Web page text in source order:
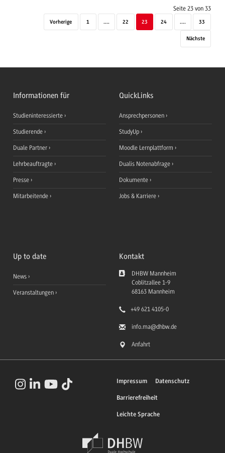
Seite 23 von 33
Vorherige 1 .... 22 23 24 .... 33
Nächste
Informationen für
Studieninteressierte
Studierende
Duale Partner
Lehrbeauftragte
Presse
Mitarbeitende
QuickLinks
Ansprechpersonen
StudyUp
Moodle Lernplattform
Dualis Notenabfrage
Dokumente
Jobs & Karriere
Up to date
News
Veranstaltungen
Kontakt
DHBW Mannheim
Coblitzallee 1-9
68163 Mannheim
+49 621 4105-0
info.ma@dhbw.de
Anfahrt
Impressum Datenschutz
Barrierefreiheit
Leichte Sprache